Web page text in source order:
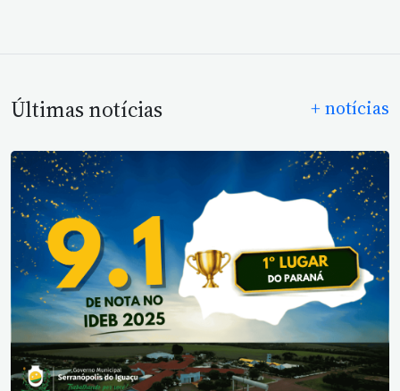
Últimas notícias + notícias